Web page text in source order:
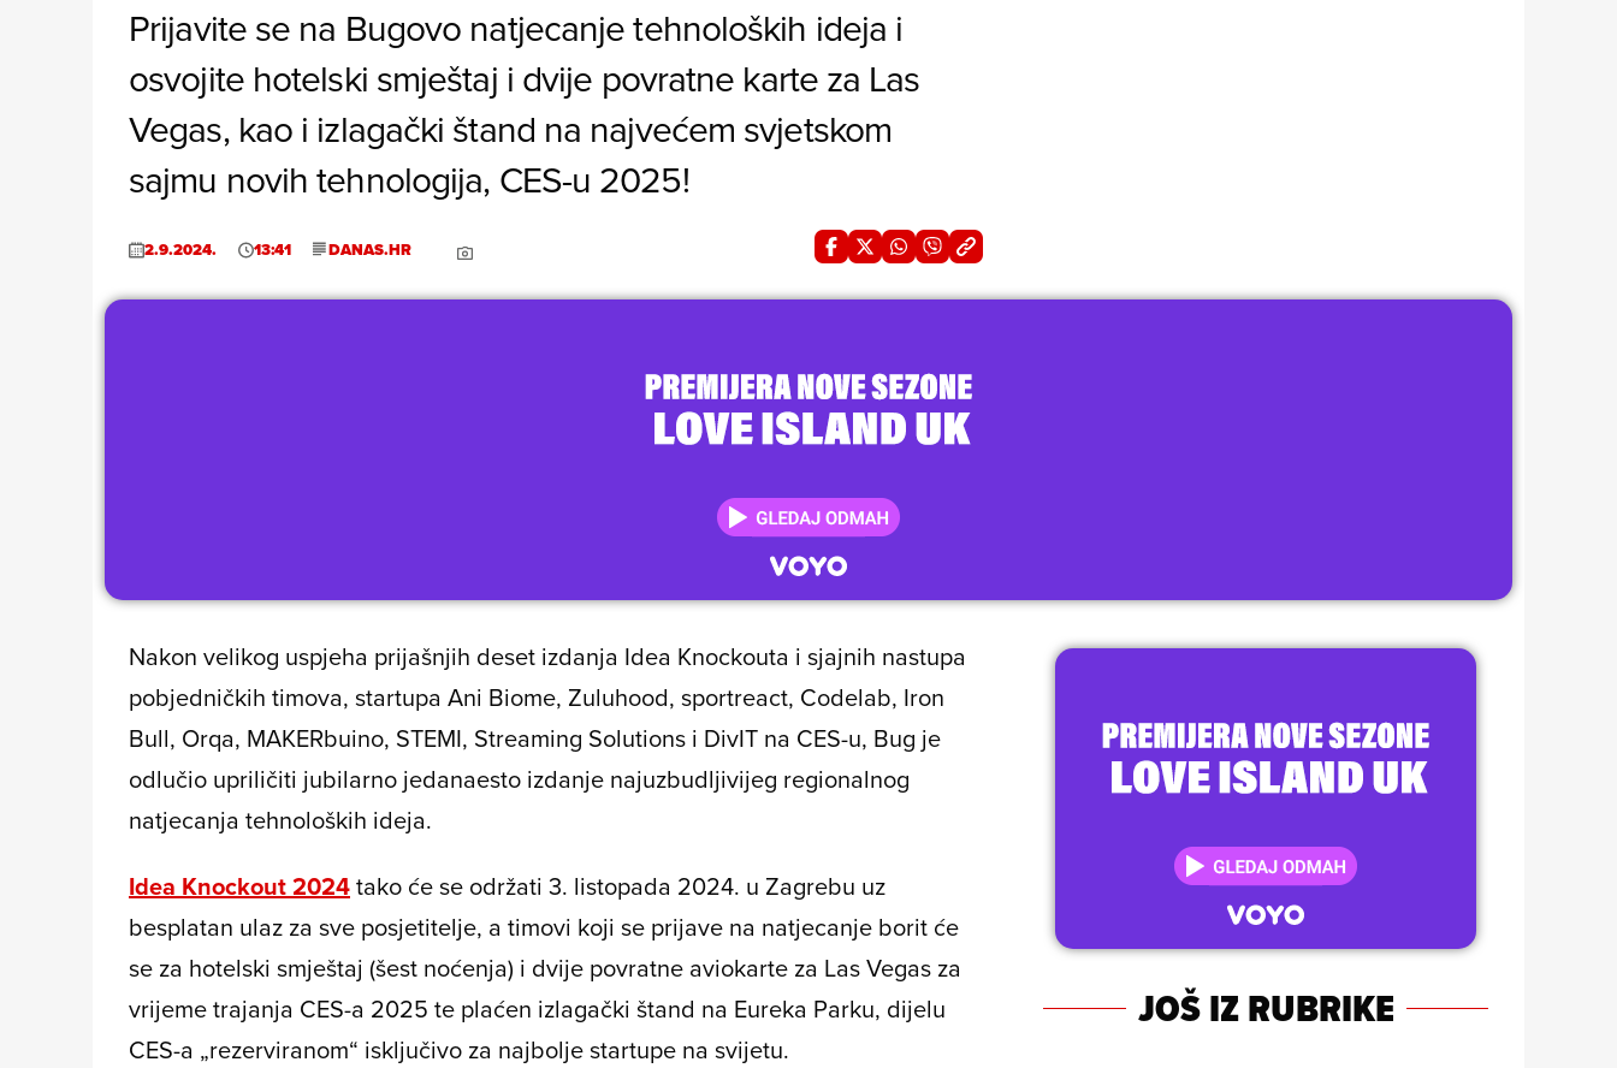
Prijavite se na Bugovo natjecanje tehnoloških ideja i
osvojite hotelski smještaj i dvije povratne karte za Las
Vegas, kao i izlagački štand na najvećem svjetskom
sajmu novih tehnologija, CES-u 2025!
2.9.2024. 13:41 DANAS.HR
Nakon velikog uspjeha prijašnjih deset izdanja Idea Knockouta i sjajnih nastupa
pobjedničkih timova, startupa Ani Biome, Zuluhood, sportreact, Codelab, Iron
Bull, Orqa, MAKERbuino, STEMI, Streaming Solutions i DivIT na CES-u, Bug je
odlučio upriličiti jubilarno jedanaesto izdanje najuzbudljivijeg regionalnog
natjecanja tehnoloških ideja.
Idea Knockout 2024tako će se održati 3. listopada 2024. u Zagrebu uz
besplatan ulaz za sve posjetitelje, a timovi koji se prijave na natjecanje borit će
se za hotelski smještaj (šest noćenja) i dvije povratne aviokarte za Las Vegas za
vrijeme trajanja CES-a 2025 te plaćen izlagački štand na Eureka Parku, dijelu
CES-a „rezerviranom“ isključivo za najbolje startupe na svijetu.
JOŠ IZ RUBRIKE